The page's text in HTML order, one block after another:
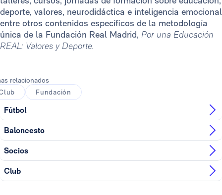
deporte, valores, neurodidáctica e inteligencia emocional
entre otros contenidos específicos de la metodología
única de la Fundación Real Madrid, Por una Educación
REAL: Valores y Deporte.
relacionados
Fundación
Fútbol
Baloncesto
Socios
Club